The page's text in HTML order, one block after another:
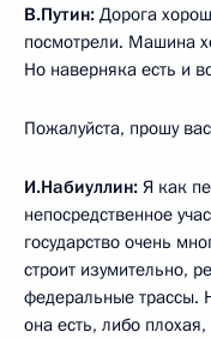
В.Путин: Дорога
посмотрели. Машина
Но наверняка есть и
Пожалуйста, прошу
И.Набиуллин: Я как
непосредственное
государство очень
строит изумительно,
федеральные трассы.
она есть, либо